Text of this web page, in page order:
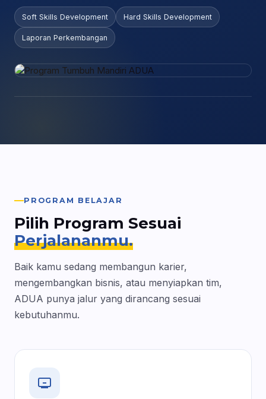
Soft Skills Development Hard Skills Development
Laporan Perkembangan
PROGRAM BELAJAR
Pilih Program Sesuai
Perjalananmu.
Baik kamu sedang membangun karier,
mengembangkan bisnis, atau menyiapkan tim,
ADUA punya jalur yang dirancang sesuai
kebutuhanmu.